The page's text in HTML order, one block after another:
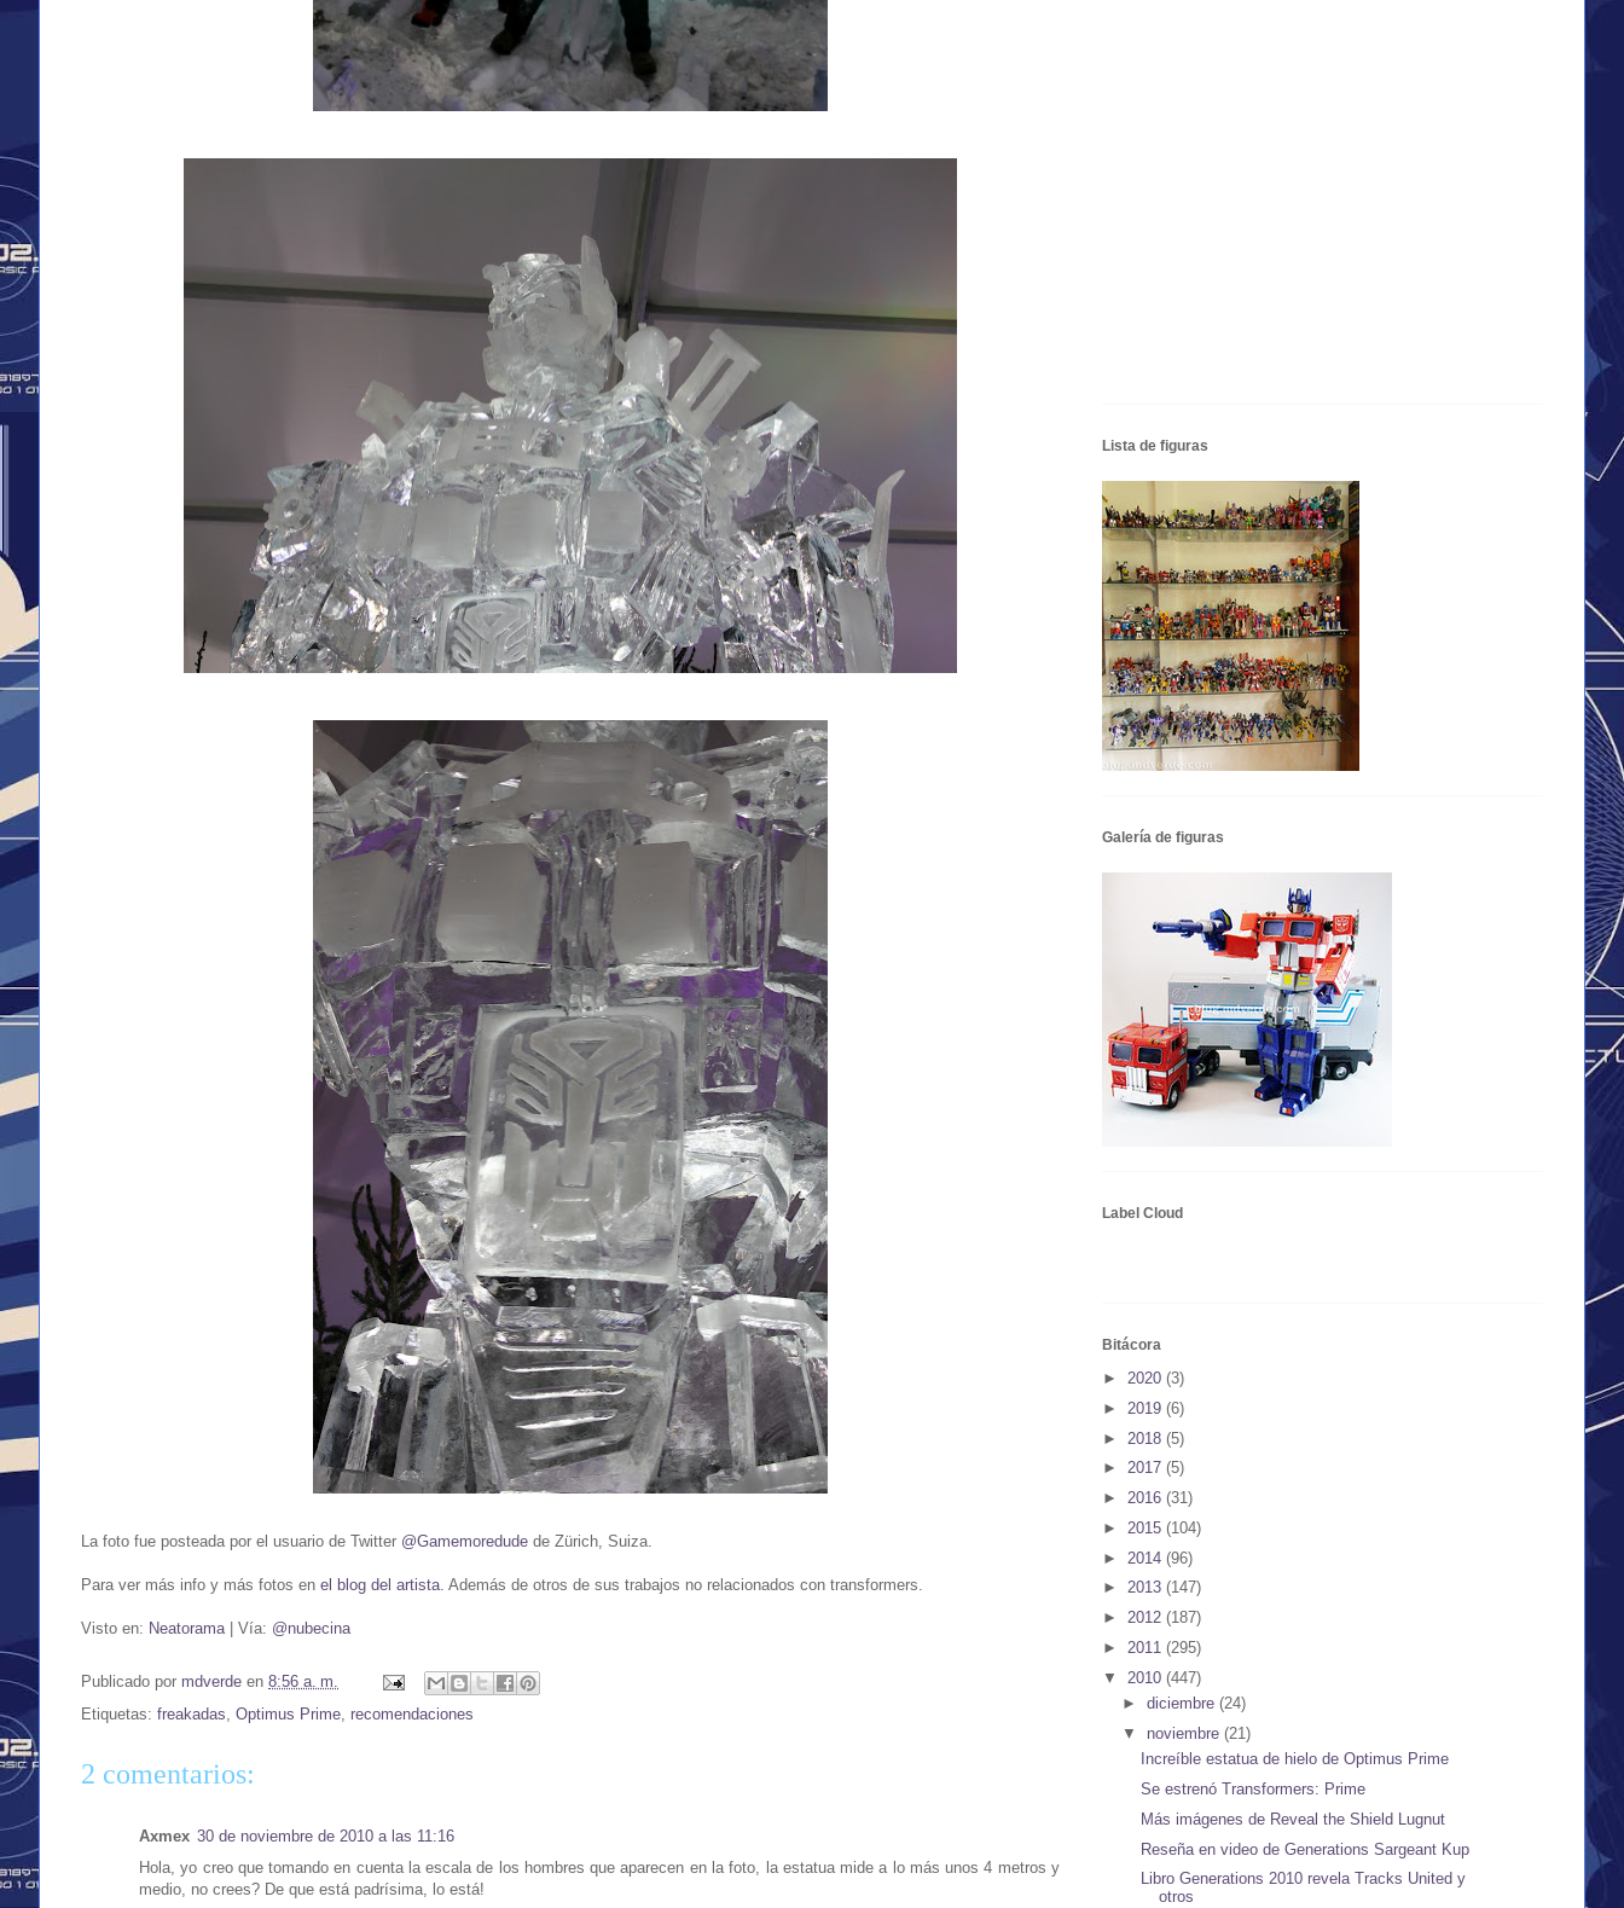
La foto fue posteada por el usuario de Twitter @Gamemoredude de Zürich, Suiza.
Para ver más info y más fotos en el blog del artista . Además de otros de sus trabajos no relacionados con transformers.
Visto en: Neatorama | Vía: @nubecina
Publicado por mdverde en 8:56 a. m.
Etiquetas: freakadas Optimus Prime recomendaciones
2 comentarios:
Axmex 30 de noviembre de 2010 a las 11:16
Hola, yo creo que tomando en cuenta la escala de los hombres que aparecen en la foto, la estatua mide a lo más unos 4 metros y
medio, no crees? De que está padrísima, lo está!
Lista de figuras
Galería de figuras
Label Cloud
Bitácora
► 2020 (3)
► 2019 (6)
► 2018 (5)
► 2017 (5)
► 2016 (31)
► 2015 (104)
► 2014 (96)
► 2013 (147)
► 2012 (187)
► 2011 (295)
▼ 2010 (447)
► diciembre (24)
▼ noviembre (21)
Increíble estatua de hielo de Optimus Prime
Se estrenó Transformers: Prime
Más imágenes de Reveal the Shield Lugnut
Reseña en video de Generations Sargeant Kup
Libro Generations 2010 revela Tracks United y
otros